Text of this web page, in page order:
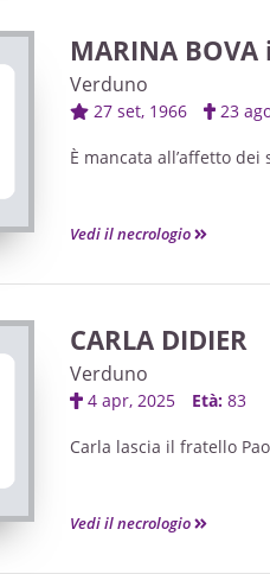
Venerdì 26 giugno alle
MARINA BOVA
Verduno
27 set, 1966 23
È mancata all’affetto
in TESTA
i figli Claudio con Erica,
i cognati, le cognate,
Vedi il necrologio
CARLA DIDIER
Verduno
4 apr, 2025 Età:83
Carla lascia il fratello
Vedi il necrologio